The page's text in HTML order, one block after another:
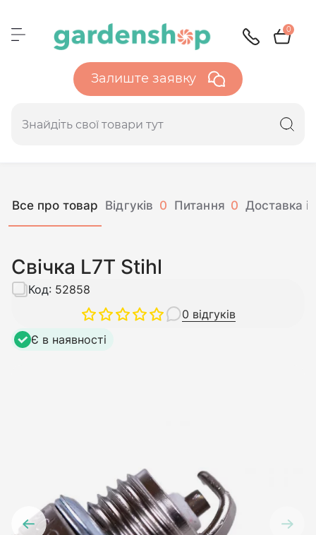
0
Залиште заявку
Все про товар Відгуків 0 Питання 0 Доставка і
Свічка L7T Stihl
0 відгуків
Код: 52858
Є в наявності